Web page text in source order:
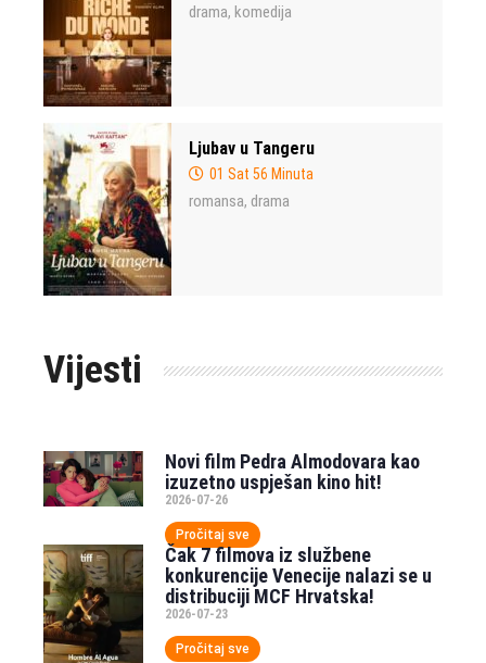
drama, komedija
Ljubav u Tangeru
01 Sat 56 Minuta
romansa, drama
Vijesti
Novi film Pedra Almodovara kao
izuzetno uspješan kino hit!
2026-07-26
Pročitaj sve
Čak 7 filmova iz službene
konkurencije Venecije nalazi se u
distribuciji MCF Hrvatska!
2026-07-23
Pročitaj sve